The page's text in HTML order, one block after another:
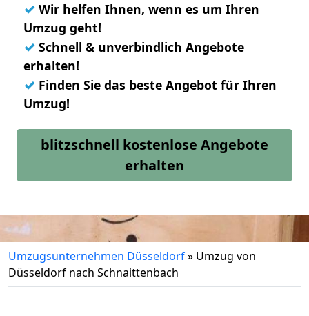
✓ Wir helfen Ihnen, wenn es um Ihren
Umzug geht!
✓ Schnell & unverbindlich Angebote
erhalten!
✓ Finden Sie das beste Angebot für Ihren
Umzug!
blitzschnell kostenlose Angebote
erhalten
Umzugsunternehmen Düsseldorf» Umzug von
Düsseldorf nach Schnaittenbach